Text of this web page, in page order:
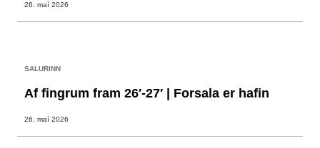
26. maí 2026
SALURINN
Af fingrum fram 26′-27′ | Forsala er hafin
26. maí 2026